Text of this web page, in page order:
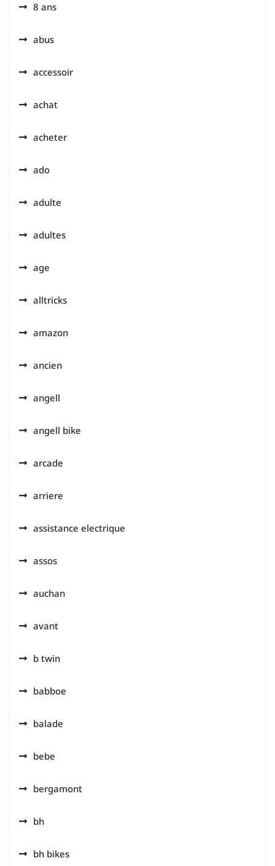
8 ans
abus
accessoir
achat
acheter
ado
adulte
adultes
age
alltricks
amazon
ancien
angell
angell bike
arcade
arriere
assistance electrique
assos
auchan
avant
b twin
babboe
balade
bebe
bergamont
bh
bh bikes